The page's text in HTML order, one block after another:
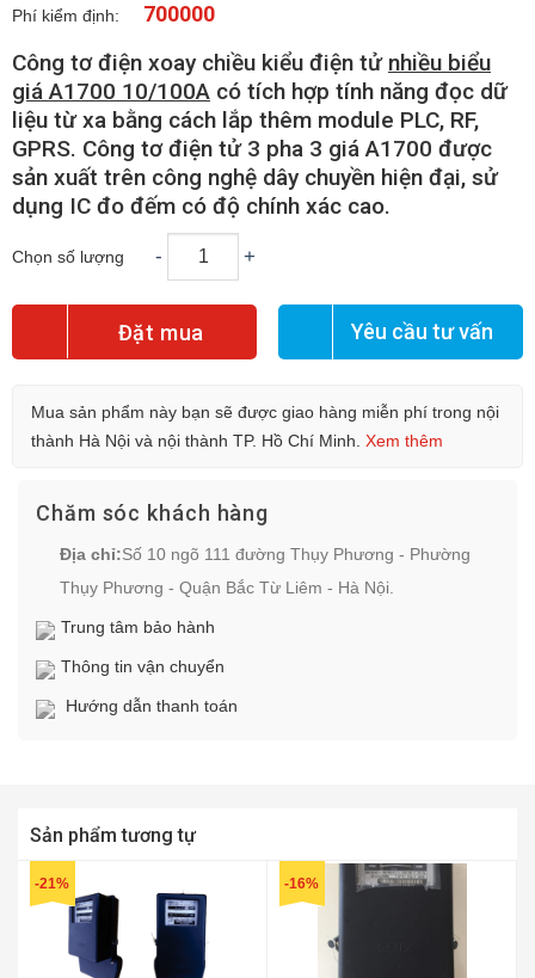
Phí kiểm định: 700000
Công tơ điện xoay chiều kiểu điện tử nhiều biểu
giá A1700 10/100A có tích hợp tính năng đọc dữ
liệu từ xa bằng cách lắp thêm module PLC, RF,
GPRS. Công tơ điện tử 3 pha 3 giá A1700 được
sản xuất trên công nghệ dây chuyền hiện đại, sử
dụng IC đo đếm có độ chính xác cao.
Chọn số lượng - +
Đặt mua Yêu cầu tư vấn
Mua sản phẩm này bạn sẽ được giao hàng miễn phí trong nội
thành Hà Nội và nội thành TP. Hồ Chí Minh. Xem thêm
Chăm sóc khách hàng
Địa chỉ:Số 10 ngõ 111 đường Thụy Phương - Phường
Thụy Phương - Quận Bắc Từ Liêm - Hà Nội.
Trung tâm bảo hành
Thông tin vận chuyển
Hướng dẫn thanh toán
Sản phẩm tương tự
-21% -16%